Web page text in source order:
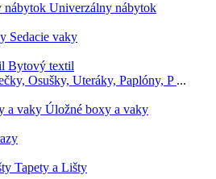
Univerzálny nábytok
Sedacie vaky
Bytový textil
Osušky, Uteráky, Paplóny, P ...
Úložné boxy a vaky
Tapety a Lišty